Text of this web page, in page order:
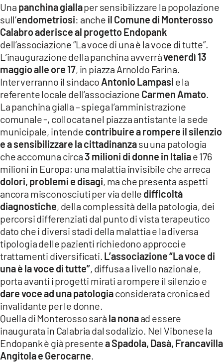
Network
LACPLAY.IT
LACTV.IT
LACONAIR.IT
LACITYMAG.IT
ILREGGINO.IT
COSENZACHANNEL.IT
CATANZAROCHANNEL.IT
LACAPITALENEWS.IT
App
ANDROID
APPLE
Una panchina giallaper sensibilizzare la popolazione
sull’endometriosi: anche il Comune di Monterosso
Calabro aderisce al progetto Endopank
dell’associazione “La voce di una è la voce di tutte”.
L’inaugurazione della panchina avverràvenerdì 13
maggio alle ore 17, in piazza Arnoldo Farina.
Interverranno il sindaco Antonio Lampasi e la
referente locale dell’associazione Carmen Amato
La panchina gialla – spiega l’amministrazione
comunale -, collocata nel piazza antistante la sede
municipale, intende contribuire a rompere il silenzio
e a sensibilizzare la cittadinanzasu una patologia
che accomuna circa3 milioni di donne in Italiae 176
milioni in Europa; una malattia invisibile che arreca
dolori, problemi e disagi, ma che presenta aspetti
ancora misconosciuti per via delle difficoltà
diagnostiche, della complessità della patologia, dei
percorsi differenziati dal punto di vista terapeutico
dato che i diversi stadi della malattia e la diversa
tipologia delle pazienti richiedono approcci e
trattamenti diversificati. L’associazione “La voce di
una è la voce di tutte”, diffusa a livello nazionale,
porta avanti i progetti mirati a rompere il silenzio e
dare voce ad una patologiaconsiderata cronica ed
invalidante per le donne.
Quella di Monterosso sarà la nonaad essere
inaugurata in Calabria dal sodalizio. Nel Vibonese la
Endopank è già presentea Spadola, Dasà, Francavilla
Angitola e Gerocarne